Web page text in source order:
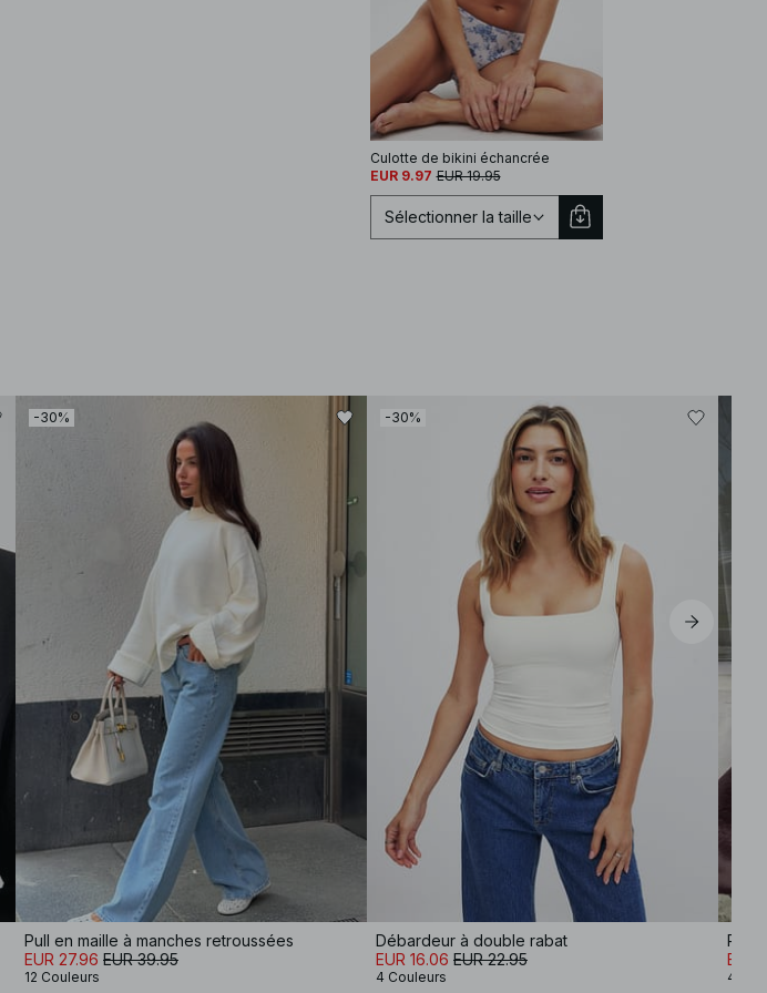
Culotte de bikini échancrée
EUR 9.97 EUR 19.95
XS
Sélectionner la taille
-30%
Pull en maille à manches retroussées
EUR 27.96 EUR 39.95
12 Couleurs
-30%
Débardeur à double rabat
EUR 16.06 EUR 22.95
4 Couleurs
EUR
4